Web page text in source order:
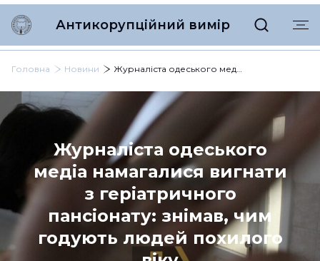
Антикорупційний вимір
Головна Новини Журналіста одеського медіа намагалися вигнати з геріатричного пансіонату: знімав, чим годують людей похилого віку
Журналіста одеського
медіа намагалися вигнати
з геріатричного
пансіонату: знімав, чим
годують людей похилого